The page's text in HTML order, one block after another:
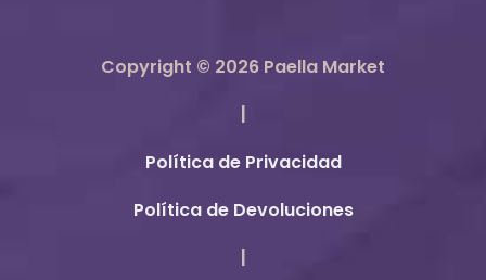
Copyright © 2026 Paella Market
|
Política de Privacidad
Política de Devoluciones
|